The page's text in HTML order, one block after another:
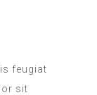
feugiat
sit